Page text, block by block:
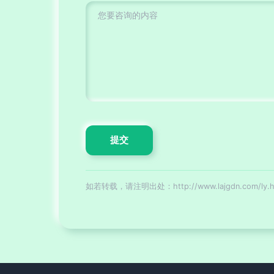
如若转载，请注明出处：http://www.lajgdn.com/